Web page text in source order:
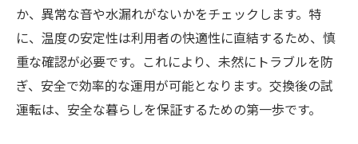
か、異常な音や水漏れがないかをチェックします。特
に、温度の安定性は利用者の快適性に直結するため、慎
重な確認が必要です。これにより、未然にトラブルを防
ぎ、安全で効率的な運用が可能となります。交換後の試
運転は、安全な暮らしを保証するための第一歩です。